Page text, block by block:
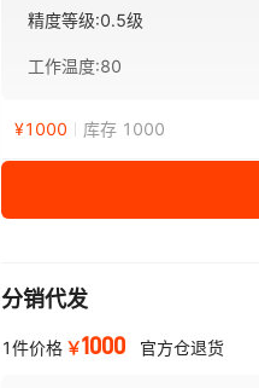
精度等级:0.5级
工作温度:80
¥1000 库存 1000
分销代发
1件价格 ￥1000 官方仓退货